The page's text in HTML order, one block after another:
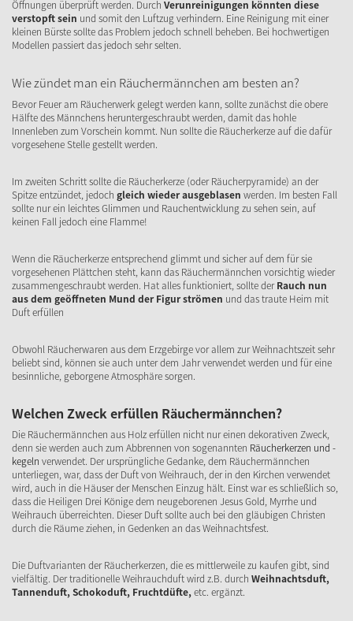
Öffnungen überprüft werden. Durch Verunreinigungen könnten diese
verstopft sein und somit den Luftzug verhindern. Eine Reinigung mit einer
kleinen Bürste sollte das Problem jedoch schnell beheben. Bei hochwertigen
Modellen passiert das jedoch sehr selten.
Wie zündet man ein Räuchermännchen am besten an?
Bevor Feuer am Räucherwerk gelegt werden kann, sollte zunächst die obere
Hälfte des Männchens heruntergeschraubt werden, damit das hohle
Innenleben zum Vorschein kommt. Nun sollte die Räucherkerze auf die dafür
vorgesehene Stelle gestellt werden.
Im zweiten Schritt sollte die Räucherkerze (oder Räucherpyramide) an der
Spitze entzündet, jedoch gleich wieder ausgeblasen werden. Im besten Fall
sollte nur ein leichtes Glimmen und Rauchentwicklung zu sehen sein, auf
keinen Fall jedoch eine Flamme!
Wenn die Räucherkerze entsprechend glimmt und sicher auf dem für sie
vorgesehenen Plättchen steht, kann das Räuchermännchen vorsichtig wieder
zusammengeschraubt werden. Hat alles funktioniert, sollte derRauch nun
aus dem geöffneten Mund der Figur strömen und das traute Heim mit
Duft erfüllen
Obwohl Räucherwaren aus dem Erzgebirge vor allem zur Weihnachtszeit sehr
beliebt sind, können sie auch unter dem Jahr verwendet werden und für eine
besinnliche, geborgene Atmosphäre sorgen.
Welchen Zweck erfüllen Räuchermännchen?
Die Räuchermännchen aus Holz erfüllen nicht nur einen dekorativen Zweck,
denn sie werden auch zum Abbrennen von sogenannten Räucherkerzen und -
kegeln verwendet. Der ursprüngliche Gedanke, dem Räuchermännchen
unterliegen, war, dass der Duft von Weihrauch, der in den Kirchen verwendet
wird, auch in die Häuser der Menschen Einzug hält. Einst war es schließlich so,
dass die Heiligen Drei Könige dem neugeborenen Jesus Gold, Myrrhe und
Weihrauch überreichten. Dieser Duft sollte auch bei den gläubigen Christen
durch die Räume ziehen, in Gedenken an das Weihnachtsfest.
Die Duftvarianten der Räucherkerzen, die es mittlerweile zu kaufen gibt, sind
vielfältig. Der traditionelle Weihrauchduft wird z.B. durch Weihnachtsduft,
Tannenduft, Schokoduft, Fruchtdüfte,etc. ergänzt.